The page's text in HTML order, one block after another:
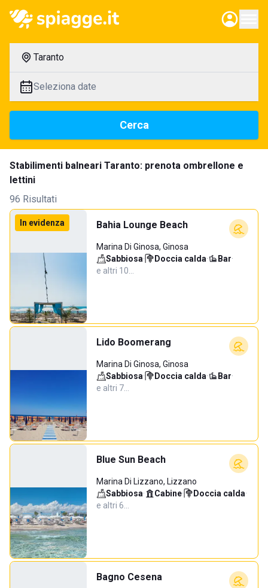
Taranto
Seleziona date
Cerca
Stabilimenti balneari Taranto: prenota ombrellone e
lettini
96 Risultati
In evidenza Bahia Lounge Beach
Marina Di Ginosa, Ginosa
Sabbiosa· Doccia calda· Bar·
e altri 10…
Lido Boomerang
Marina Di Ginosa, Ginosa
Sabbiosa· Doccia calda· Bar·
e altri 7…
Blue Sun Beach
Marina Di Lizzano, Lizzano
Sabbiosa· Cabine· Doccia calda·
e altri 6…
Bagno Cesena